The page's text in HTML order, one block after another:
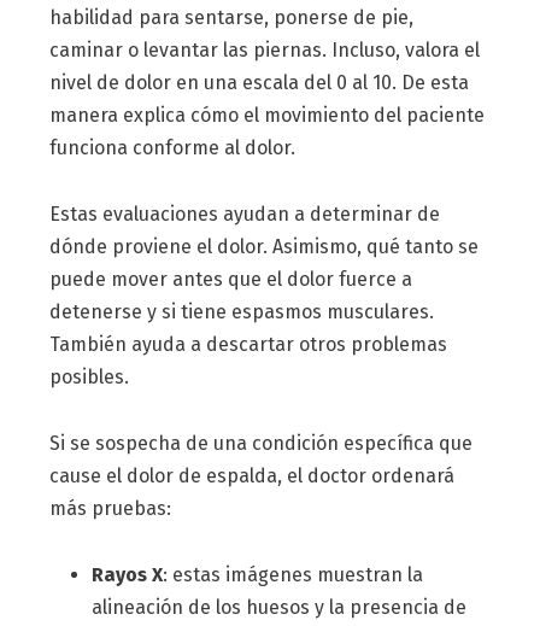
habilidad para sentarse, ponerse de pie,
caminar o levantar las piernas. Incluso, valora el
nivel de dolor en una escala del 0 al 10. De esta
manera explica cómo el movimiento del paciente
funciona conforme al dolor.
Estas evaluaciones ayudan a determinar de
dónde proviene el dolor. Asimismo, qué tanto se
puede mover antes que el dolor fuerce a
detenerse y si tiene espasmos musculares.
También ayuda a descartar otros problemas
posibles.
Si se sospecha de una condición específica que
cause el dolor de espalda, el doctor ordenará
más pruebas:
Rayos X: estas imágenes muestran la
alineación de los huesos y la presencia de